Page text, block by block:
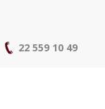
22 559 10 49